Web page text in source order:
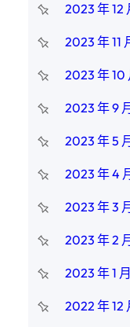
2023 年 12
2023 年 11
2023 年 10
2023 年 9 月
2023 年 5 月
2023 年 4
2023 年 3 月
2023 年 2 月
2023 年 1 月
2022 年 12